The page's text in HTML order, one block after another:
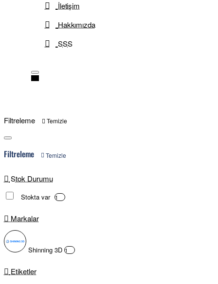
İletişim
Hakkımızda
SSS
Filtreleme Temizle
Filtreleme Temizle
Stok Durumu
Stokta var 1
Markalar
Shinning 3D 1
Etiketler